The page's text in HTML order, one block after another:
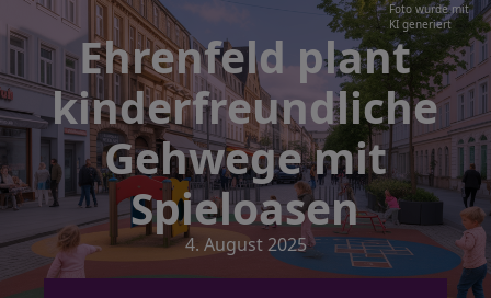
Foto wurde mit
KI generiert
Ehrenfeld plant
kinderfreundliche
Gehwege mit
Spieloasen
4. August 2025